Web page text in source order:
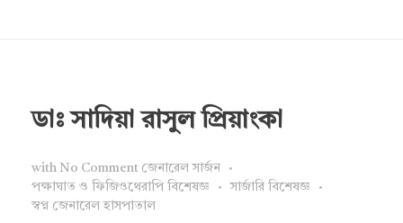
ডাঃ সাদিয়া রাসুল প্রিয়াংকা
with No Comment জেনারেল সার্জন
পক্ষাঘাত ও ফিজিওথেরাপি বিশেষজ্ঞ
সার্জারি বিশেষজ্ঞ
স্বপ্ন জেনারেল হাসপাতাল